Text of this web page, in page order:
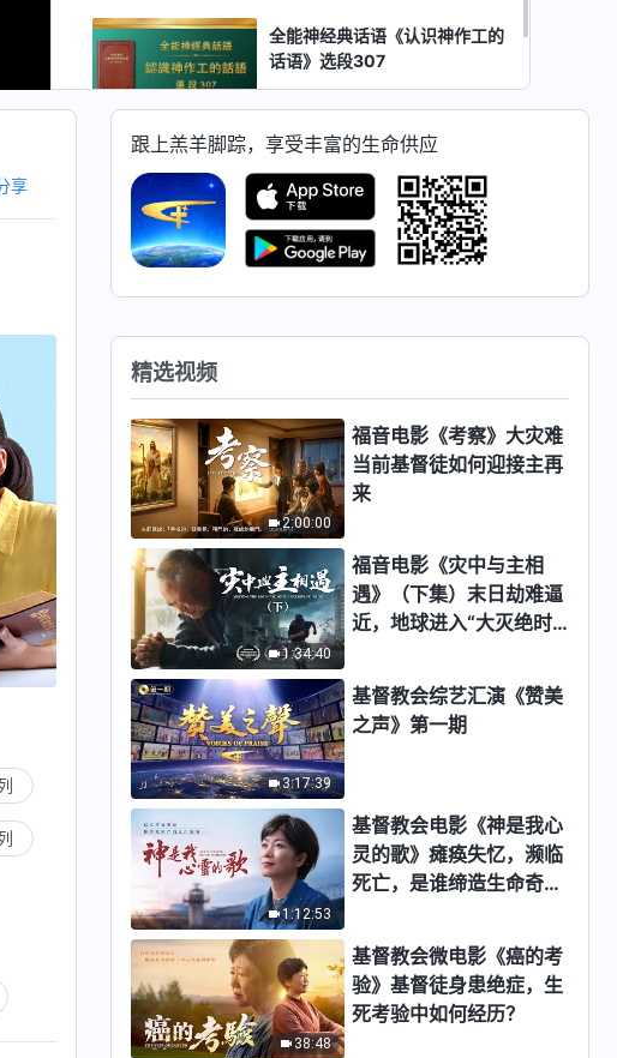
全能神经典话语《认识神作工的
话语》选段307
全能神经典话语《认识神作工的
话语》选段308
6:01
全能神经典话语《认识神作工的
话语》选段309
享
跟上羔羊脚踪，享受丰富的生命供应
精选视频
2:00:00
福音电影《考察》大灾难
当前基督徒如何迎接主再
来
1:34:40
福音电影《灾中与主相
遇》（下集）末日劫难逼
近，地球进入“大灭绝时
你准备好逃生了吗？
3:17:39
基督教会综艺汇演《赞美
之声》第一期
1:12:53
基督教会电影《神是我心
灵的歌》瘫痪失忆，濒临
死亡，是谁缔造生命奇
38:48
基督教会微电影《癌的考
验》基督徒身患绝症，生
死考验中如何经历？